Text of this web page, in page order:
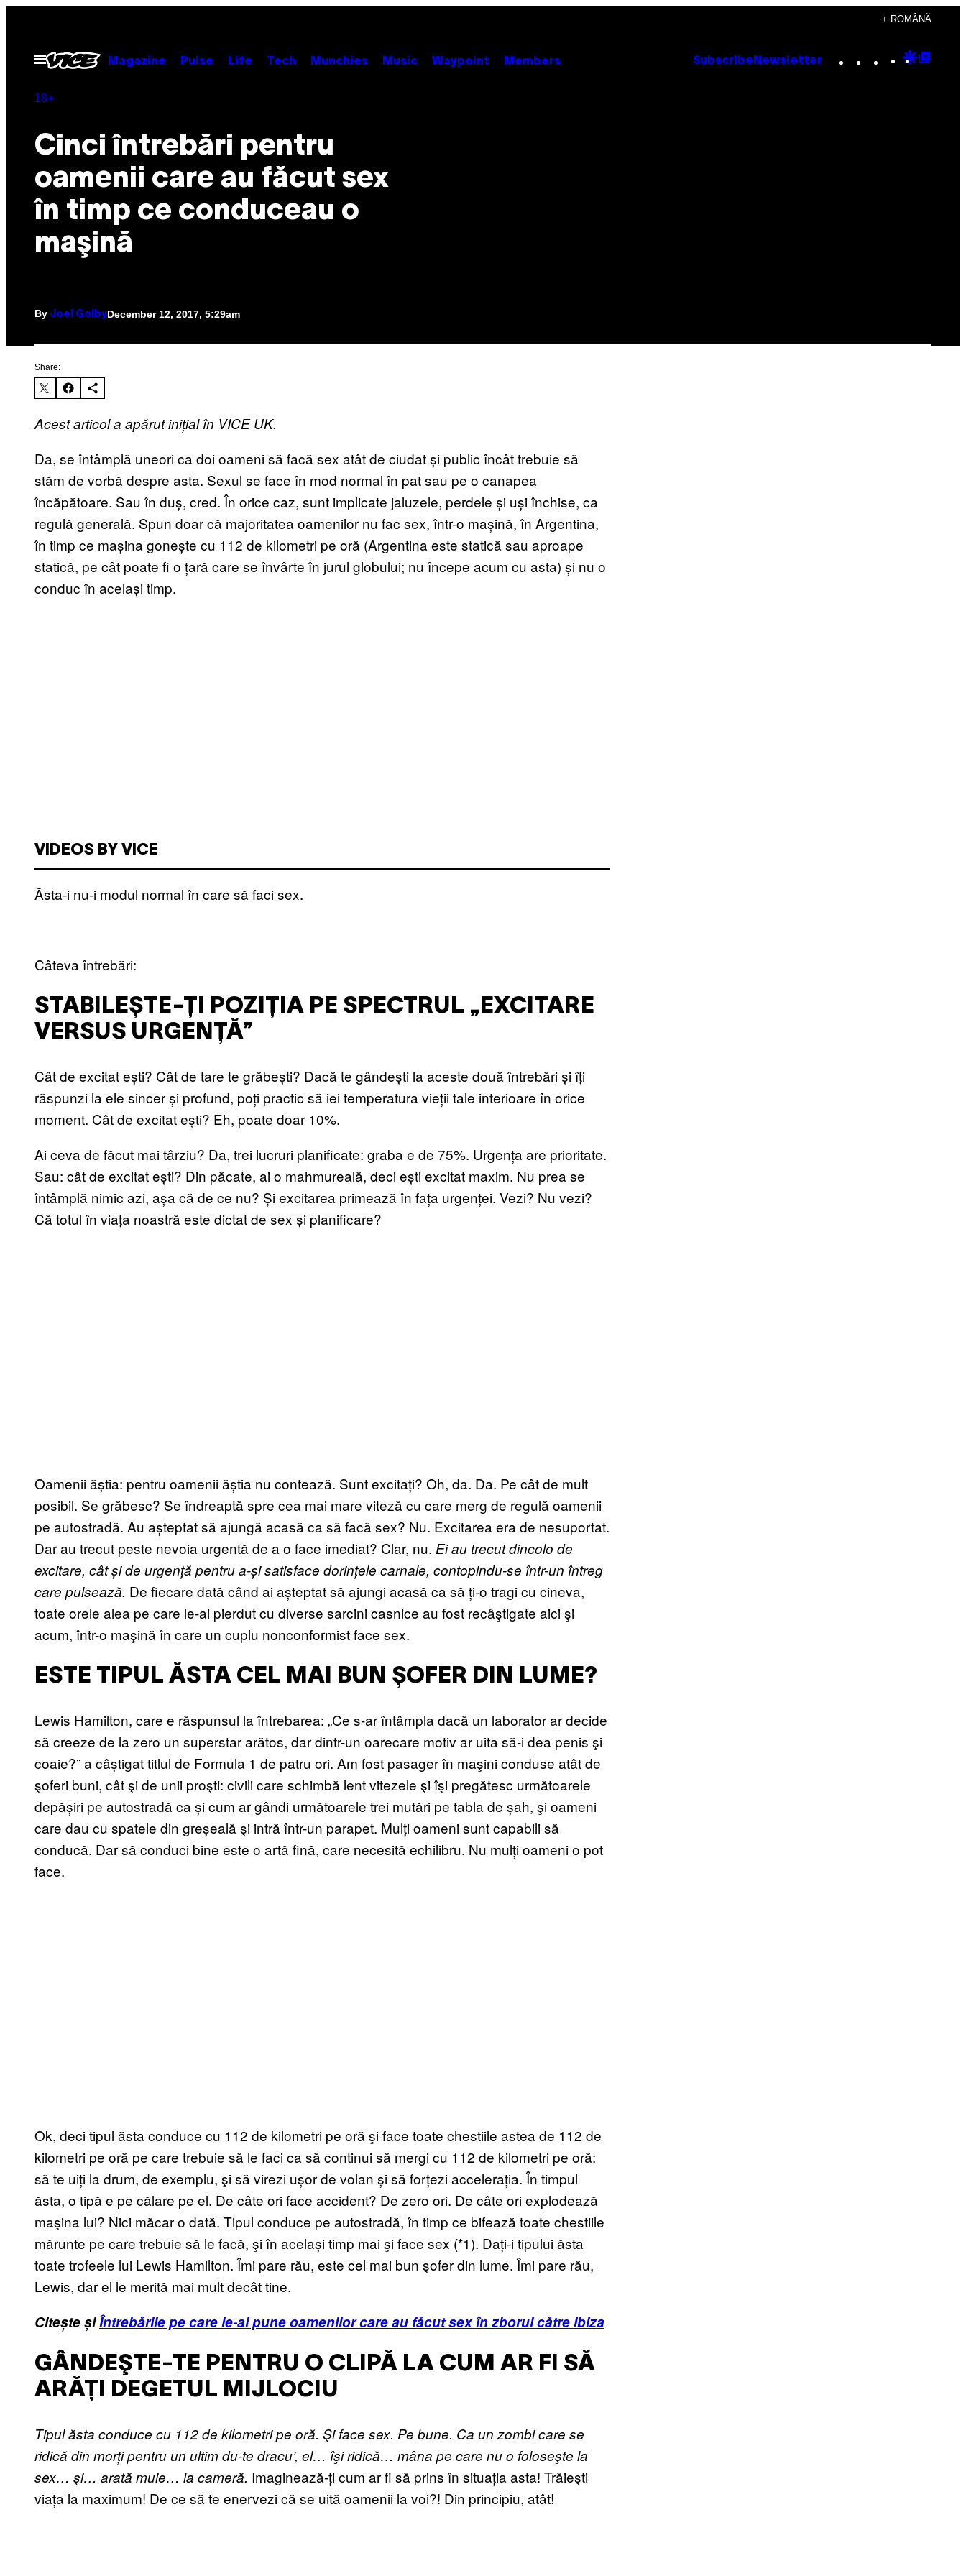
content
+ ROMÂNĂ
Open
Menu
Magazine Pulse Life Tech Munchies Music Waypoint Members Subscribe Newsletter Instagram
TikTok
YouTube
Google
18+
Cinci întrebări pentru
oamenii care au făcut sex
în timp ce conduceau o
maşină
By Joel GolbyDecember 12, 2017, 5:29am
Share:
Acest articol a apărut inițial în VICE UK.
Da, se întâmplă uneori ca doi oameni să facă sex atât de ciudat și public încât trebuie să
stăm de vorbă despre asta. Sexul se face în mod normal în pat sau pe o canapea
încăpătoare. Sau în duș, cred. În orice caz, sunt implicate jaluzele, perdele și uși închise, ca
regulă generală. Spun doar că majoritatea oamenilor nu fac sex, într-o mașină, în Argentina,
în timp ce mașina gonește cu 112 de kilometri pe oră (Argentina este statică sau aproape
statică, pe cât poate fi o țară care se învârte în jurul globului; nu începe acum cu asta) și nu o
conduc în același timp.
VIDEOS BY VICE
Ăsta-i nu-i modul normal în care să faci sex.
Câteva întrebări:
STABILEȘTE-ȚI POZIȚIA PE SPECTRUL „EXCITARE
VERSUS URGENȚĂ”
Cât de excitat ești? Cât de tare te grăbești? Dacă te gândești la aceste două întrebări și îți
răspunzi la ele sincer și profund, poți practic să iei temperatura vieții tale interioare în orice
moment. Cât de excitat ești? Eh, poate doar 10%.
Ai ceva de făcut mai târziu? Da, trei lucruri planificate: graba e de 75%. Urgența are prioritate.
Sau: cât de excitat ești? Din păcate, ai o mahmureală, deci ești excitat maxim. Nu prea se
întâmplă nimic azi, așa că de ce nu? Și excitarea primează în fața urgenței. Vezi? Nu vezi?
Că totul în viața noastră este dictat de sex și planificare?
Oamenii ăștia: pentru oamenii ăștia nu contează. Sunt excitați? Oh, da. Da. Pe cât de mult
posibil. Se grăbesc? Se îndreaptă spre cea mai mare viteză cu care merg de regulă oamenii
pe autostradă. Au așteptat să ajungă acasă ca să facă sex? Nu. Excitarea era de nesuportat.
Dar au trecut peste nevoia urgentă de a o face imediat? Clar, nu. Ei au trecut dincolo de
excitare, cât și de urgență pentru a-și satisface dorințele carnale, contopindu-se într-un întreg
care pulsează. De fiecare dată când ai așteptat să ajungi acasă ca să ți-o tragi cu cineva,
toate orele alea pe care le-ai pierdut cu diverse sarcini casnice au fost recâştigate aici şi
acum, într-o maşină în care un cuplu nonconformist face sex.
ESTE TIPUL ĂSTA CEL MAI BUN ȘOFER DIN LUME?
Lewis Hamilton, care e răspunsul la întrebarea: „Ce s-ar întâmpla dacă un laborator ar decide
să creeze de la zero un superstar arătos, dar dintr-un oarecare motiv ar uita să-i dea penis şi
coaie?” a câștigat titlul de Formula 1 de patru ori. Am fost pasager în maşini conduse atât de
şoferi buni, cât şi de unii proşti: civili care schimbă lent vitezele şi îşi pregătesc următoarele
depășiri pe autostradă ca și cum ar gândi următoarele trei mutări pe tabla de șah, şi oameni
care dau cu spatele din greșeală şi intră într-un parapet. Mulți oameni sunt capabili să
conducă. Dar să conduci bine este o artă fină, care necesită echilibru. Nu mulți oameni o pot
face.
Ok, deci tipul ăsta conduce cu 112 de kilometri pe oră şi face toate chestiile astea de 112 de
kilometri pe oră pe care trebuie să le faci ca să continui să mergi cu 112 de kilometri pe oră:
să te uiți la drum, de exemplu, şi să virezi ușor de volan și să forțezi accelerația. În timpul
ăsta, o tipă e pe călare pe el. De câte ori face accident? De zero ori. De câte ori explodează
maşina lui? Nici măcar o dată. Tipul conduce pe autostradă, în timp ce bifează toate chestiile
mărunte pe care trebuie să le facă, şi în același timp mai şi face sex (*1). Dați-i tipului ăsta
toate trofeele lui Lewis Hamilton. Îmi pare rău, este cel mai bun şofer din lume. Îmi pare rău,
Lewis, dar el le merită mai mult decât tine.
Citește șiÎntrebările pe care le-ai pune oamenilor care au făcut sex în zborul către Ibiza
GÂNDEŞTE-TE PENTRU O CLIPĂ LA CUM AR FI SĂ
ARĂȚI DEGETUL MIJLOCIU
Tipul ăsta conduce cu 112 de kilometri pe oră. Şi face sex. Pe bune. Ca un zombi care se
ridică din morți pentru un ultim du-te dracu’, el… îşi ridică… mâna pe care nu o foloseşte la
sex… şi… arată muie… la cameră. Imaginează-ți cum ar fi să prins în situația asta! Trăieşti
viața la maximum! De ce să te enervezi că se uită oamenii la voi?! Din principiu, atât!